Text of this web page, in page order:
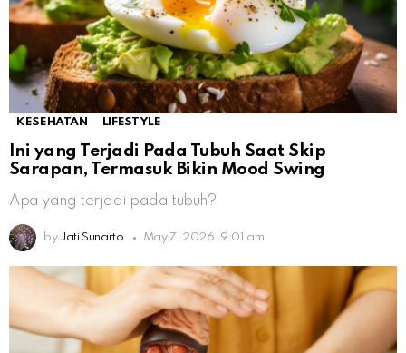
KESEHATAN LIFESTYLE
Ini yang Terjadi Pada Tubuh Saat Skip
Sarapan, Termasuk Bikin Mood Swing
Apa yang terjadi pada tubuh?
by Jati Sunarto May 7, 2026, 9:01 am